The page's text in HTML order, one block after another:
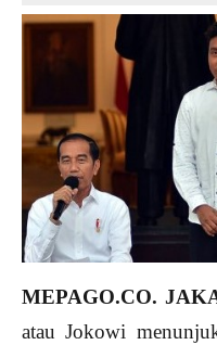
comments
MEPAGO.CO.
atau Jokowi